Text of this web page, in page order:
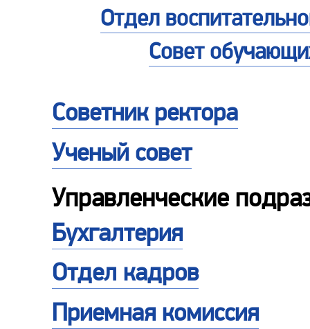
Отдел
Совет
Советник ректора
Ученый совет
Управленческие
Бухгалтерия
Отдел кадров
Приемная комиссия